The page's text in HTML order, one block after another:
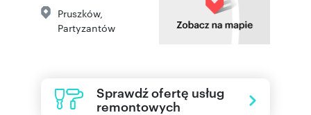
Pruszków,
Partyzantów
Sprawdź ofertę usług
remontowych